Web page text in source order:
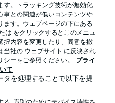
優先設定を管理する
放送局
選手
す。トラッキング技術が無効化
事との関連が低いコンテンツや
ます。ウェブページの下にある
は をクリックするとこのメニュ
択内容を変更したり、同意を撤
当社の ウェブサイト に反映され
シーをご参照ください。
プライ
て
タを処理することで以下を提